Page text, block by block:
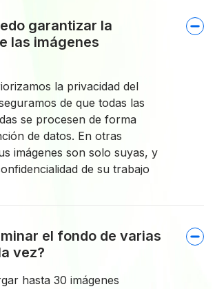
garantizar la
las imágenes
la privacidad del
de que todas las
se procesen de forma
de datos. En otras
imágenes son solo suyas, y
de su trabajo
el fondo de varias
vez?
hasta 30 imágenes